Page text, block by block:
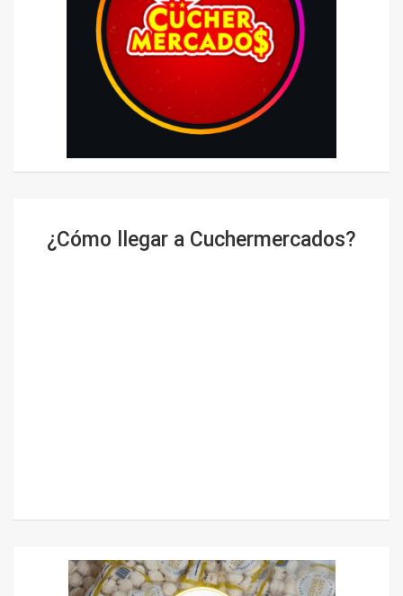
¿Cómo llegar a Cuchermercados?